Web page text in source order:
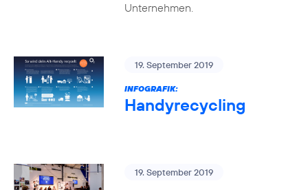
Unternehmen.
19. September 2019
INFOGRAFIK:
Handyrecycling
19. September 2019